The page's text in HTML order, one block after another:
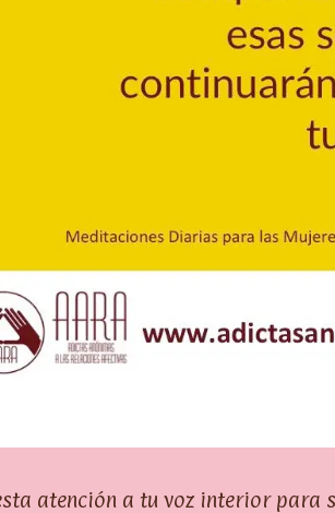
atención a tu voz interior para